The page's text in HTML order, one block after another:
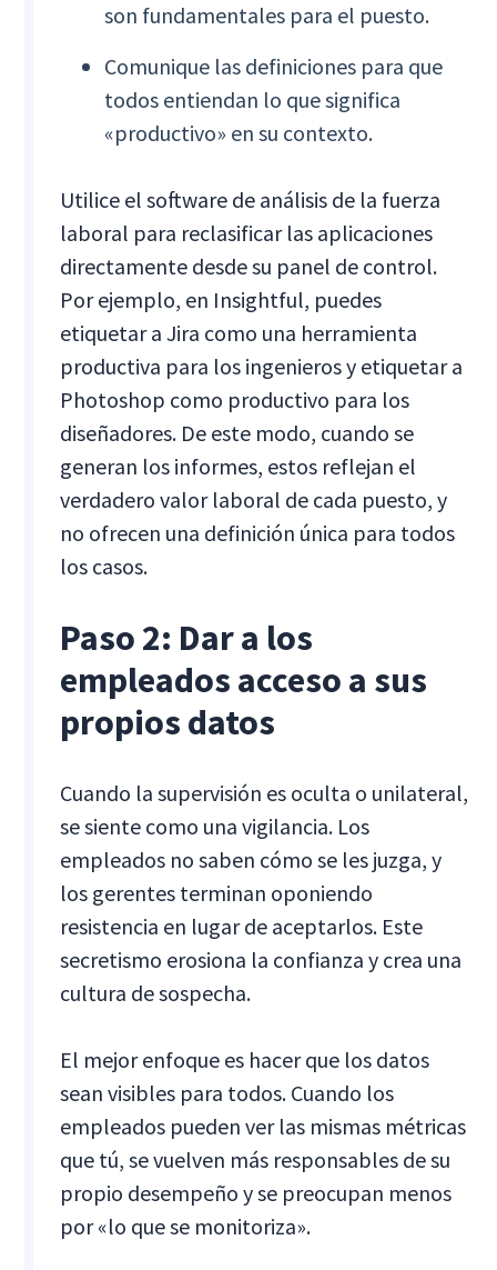
son fundamentales para el puesto.
Comunique las definiciones para que
todos entiendan lo que significa
«productivo» en su contexto.
Utilice el software de análisis de la fuerza
laboral para reclasificar las aplicaciones
directamente desde su panel de control.
Por ejemplo, en Insightful, puedes
etiquetar a Jira como una herramienta
productiva para los ingenieros y etiquetar a
Photoshop como productivo para los
diseñadores. De este modo, cuando se
generan los informes, estos reflejan el
verdadero valor laboral de cada puesto, y
no ofrecen una definición única para todos
los casos.
Paso 2: Dar a los
empleados acceso a sus
propios datos
Cuando la supervisión es oculta o unilateral,
se siente como una vigilancia. Los
empleados no saben cómo se les juzga, y
los gerentes terminan oponiendo
resistencia en lugar de aceptarlos. Este
secretismo erosiona la confianza y crea una
cultura de sospecha.
El mejor enfoque es hacer que los datos
sean visibles para todos. Cuando los
empleados pueden ver las mismas métricas
que tú, se vuelven más responsables de su
propio desempeño y se preocupan menos
por «lo que se monitoriza».